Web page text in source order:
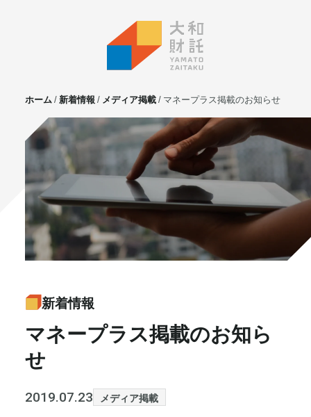
サービス
不動産投資
⼟地活⽤
マンション管理
賃貸管理
実需用戸建・マンション
ホテル事業
お客様の声
書籍・メディア
セミナー
大和財託の意志
お知らせ
コラム
ホーム 新着情報 メディア掲載 マネープラス掲載のお知らせ
新着情報
マネープラス掲載のお知ら
せ
2019.07.23 メディア掲載